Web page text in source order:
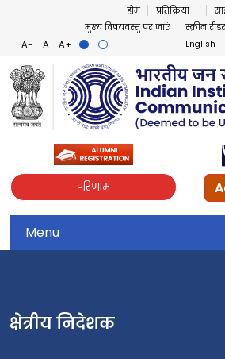
होम प्रतिक्रिया
मुख्य विषयवस्तु पर जाएं
स्क्रीन
English
परिणाम
Menu
क्षेत्रीय निदेशक